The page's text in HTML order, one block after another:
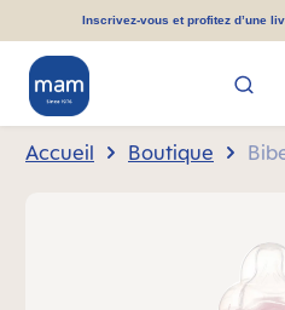
principal
Inscrivez-vous et profitez d’une
Accueil Boutique